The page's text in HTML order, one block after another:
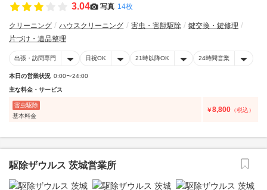
3.04 写真 14枚
クリーニング ハウスクリーニング 害虫・害獣駆除
鍵交換・鍵修理
片づけ・遺品整理
出張・訪問専門 日祝OK 21時以降OK 24時間営業
本日の営業状況 0:00〜24:00
主な料金・サービス
害虫駆除
基本料金
￥8,800 （税込）
駆除ザウルス 茨城営業所